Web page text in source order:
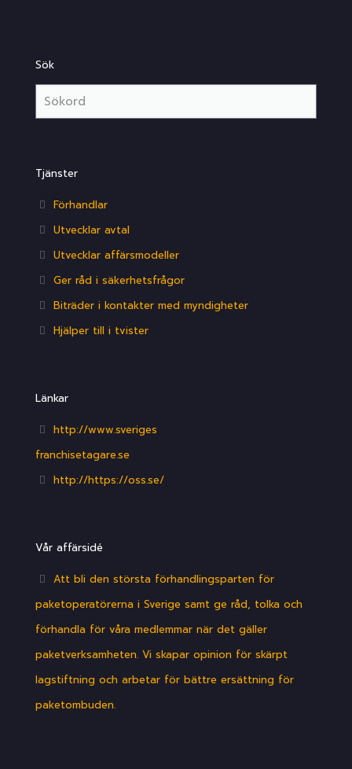
Sök
Tjänster
Förhandlar
Utvecklar avtal
Utvecklar affärsmodeller
Ger råd i säkerhetsfrågor
Biträder i kontakter med myndigheter
Hjälper till i tvister
Länkar
http://www.sveriges
franchisetagare.se
http://https://oss.se/
Vår affärsidé
Att bli den största förhandlingsparten för
paketoperatörerna i Sverige samt ge råd, tolka och
förhandla för våra medlemmar när det gäller
paketverksamheten. Vi skapar opinion för skärpt
lagstiftning och arbetar för bättre ersättning för
paketombuden.